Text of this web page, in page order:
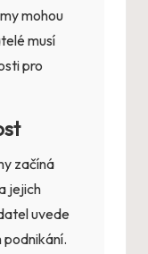
mohou
musí
pro
začíná
jejich
uvede
podnikání.